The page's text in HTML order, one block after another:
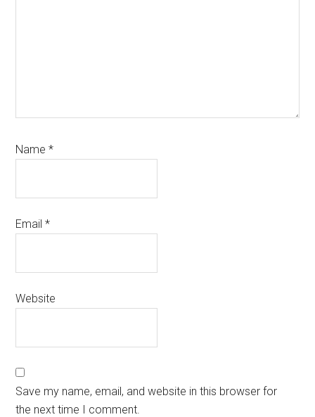
Name*
Email*
Website
Save my name, email, and website in this browser for
the next time I comment.